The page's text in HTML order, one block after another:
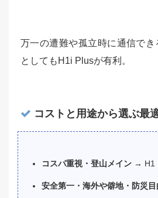
万一の遭難や孤立時に通信で
としてもH1i Plusが有利。
コストと用途から選ぶ最
コスパ重視・登山メイン → H1
安全第一・海外や僻地・防災